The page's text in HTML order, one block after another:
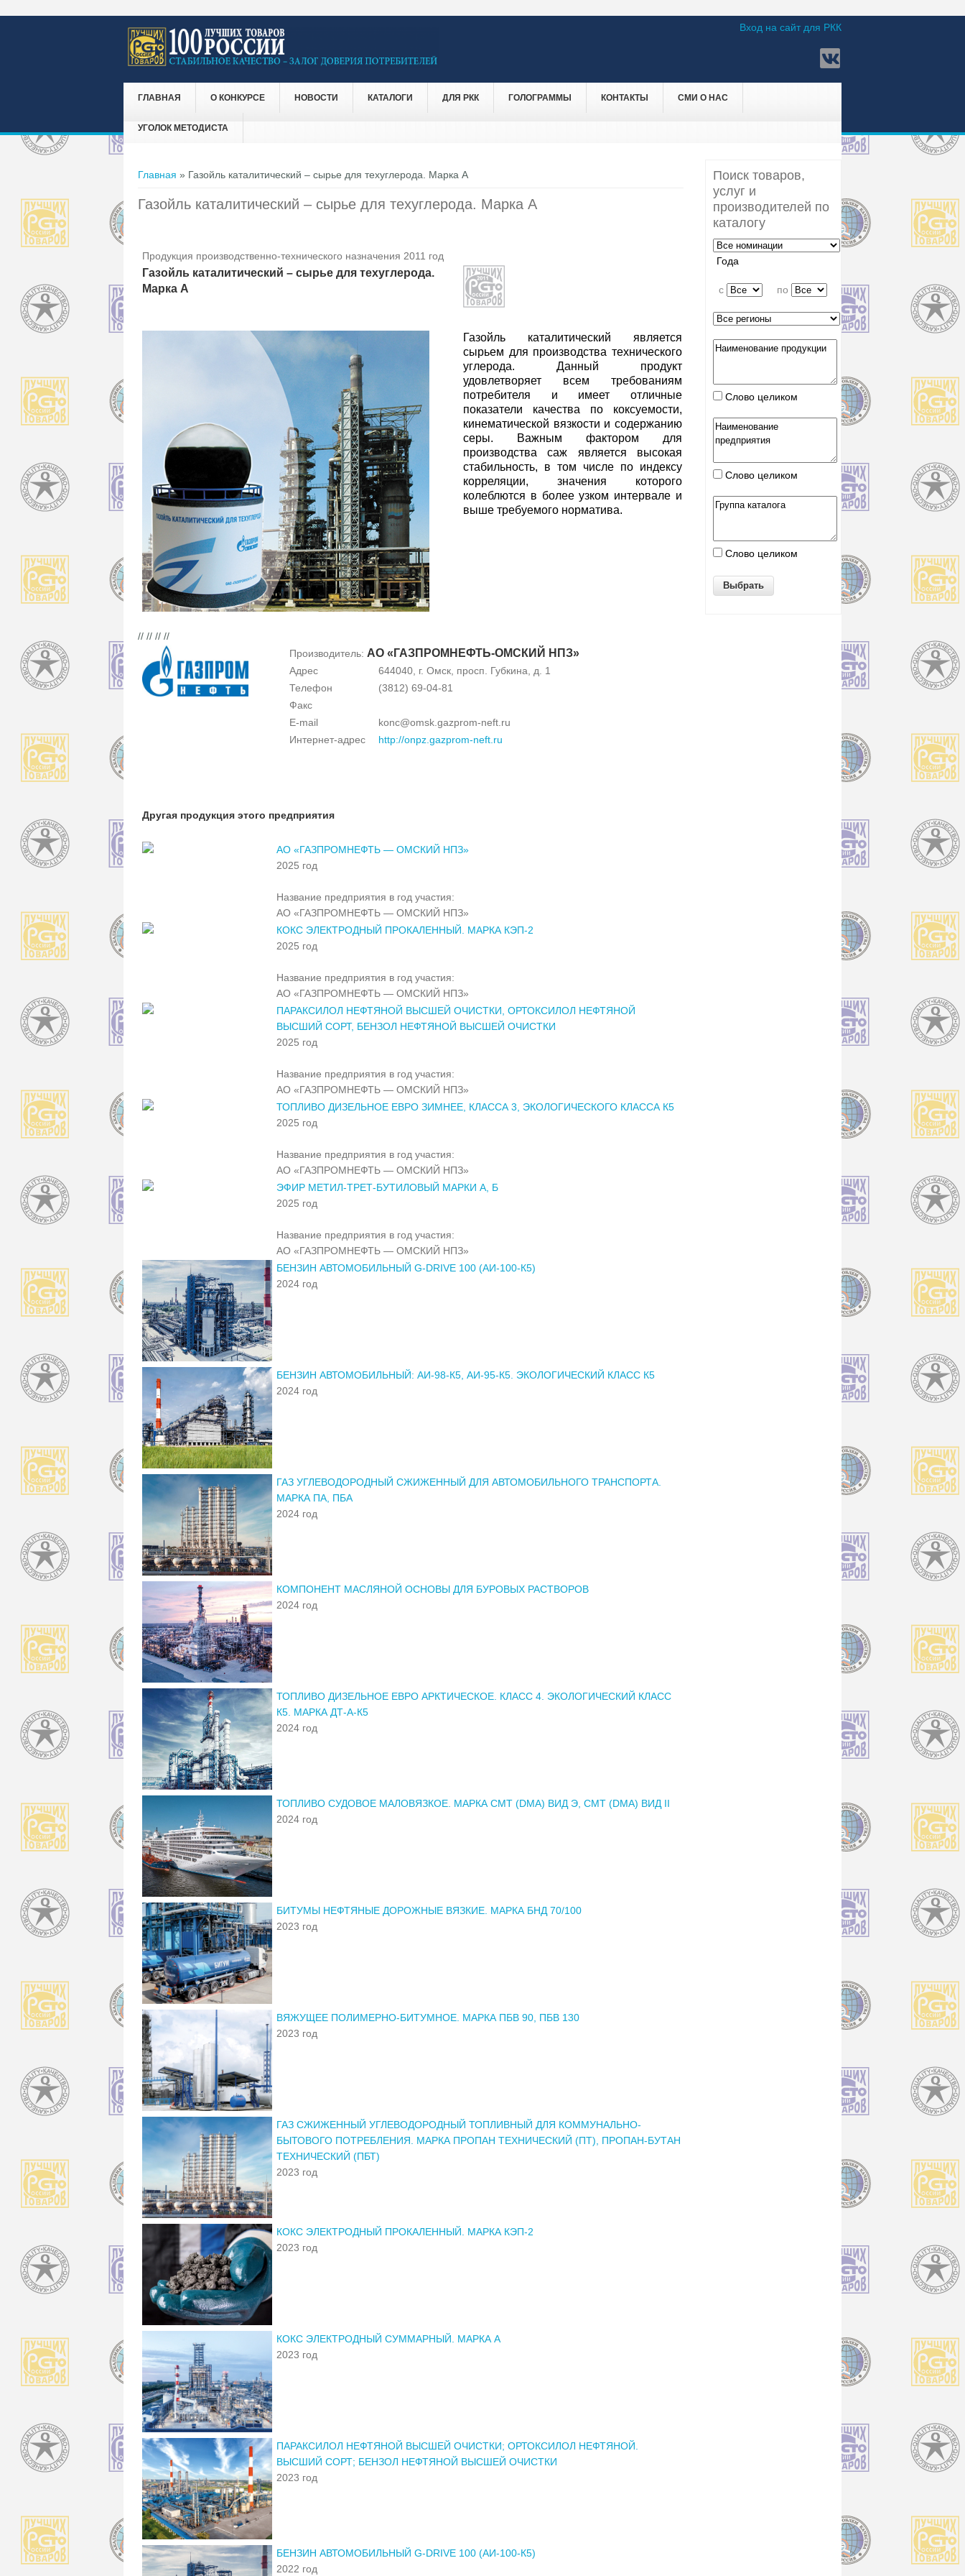
Вход на сайт для РКК
ГЛАВНАЯ О КОНКУРСЕ НОВОСТИ КАТАЛОГИ ДЛЯ РКК ГОЛОГРАММЫ КОНТАКТЫ СМИ О НАС
УГОЛОК МЕТОДИСТА
Вы здесь
Главная » Газойль каталитический – сырье для техуглерода. Марка А
Газойль каталитический – сырье для техуглерода. Марка А
Продукция производственно-технического назначения 2011 год
Газойль каталитический – сырье для техуглерода.
Марка А
Газойль каталитический является
сырьем для производства технического
углерода. Данный продукт
удовлетворяет всем требованиям
потребителя и имеет отличные
показатели качества по коксуемости,
кинематической вязкости и содержанию
серы. Важным фактором для
производства саж является высокая
стабильность, в том числе по индексу
корреляции, значения которого
колеблются в более узком интервале и
выше требуемого норматива.
// // // //
Производитель: АО «ГАЗПРОМНЕФТЬ-ОМСКИЙ НПЗ»
Адрес
644040, г. Омск, просп. Губкина, д. 1
Телефон
(3812) 69-04-81
Факс
E-mail
konc@omsk.gazprom-neft.ru
Интернет-адрес
http://onpz.gazprom-neft.ru
Другая продукция этого предприятия
АО «ГАЗПРОМНЕФТЬ — ОМСКИЙ НПЗ»
2025 год
Название предприятия в год участия:
АО «ГАЗПРОМНЕФТЬ — ОМСКИЙ НПЗ»
КОКС ЭЛЕКТРОДНЫЙ ПРОКАЛЕННЫЙ. МАРКА КЭП-2
2025 год
Название предприятия в год участия:
АО «ГАЗПРОМНЕФТЬ — ОМСКИЙ НПЗ»
ПАРАКСИЛОЛ НЕФТЯНОЙ ВЫСШЕЙ ОЧИСТКИ, ОРТОКСИЛОЛ НЕФТЯНОЙ
ВЫСШИЙ СОРТ, БЕНЗОЛ НЕФТЯНОЙ ВЫСШЕЙ ОЧИСТКИ
2025 год
Название предприятия в год участия:
АО «ГАЗПРОМНЕФТЬ — ОМСКИЙ НПЗ»
ТОПЛИВО ДИЗЕЛЬНОЕ ЕВРО ЗИМНЕЕ, КЛАССА 3, ЭКОЛОГИЧЕСКОГО КЛАССА К5
2025 год
Название предприятия в год участия:
АО «ГАЗПРОМНЕФТЬ — ОМСКИЙ НПЗ»
ЭФИР МЕТИЛ-ТРЕТ-БУТИЛОВЫЙ МАРКИ А, Б
2025 год
Название предприятия в год участия:
АО «ГАЗПРОМНЕФТЬ — ОМСКИЙ НПЗ»
БЕНЗИН АВТОМОБИЛЬНЫЙ G-DRIVE 100 (АИ-100-К5)
2024 год
БЕНЗИН АВТОМОБИЛЬНЫЙ: АИ-98-К5, АИ-95-К5. ЭКОЛОГИЧЕСКИЙ КЛАСС К5
2024 год
ГАЗ УГЛЕВОДОРОДНЫЙ СЖИЖЕННЫЙ ДЛЯ АВТОМОБИЛЬНОГО ТРАНСПОРТА.
МАРКА ПА, ПБА
2024 год
КОМПОНЕНТ МАСЛЯНОЙ ОСНОВЫ ДЛЯ БУРОВЫХ РАСТВОРОВ
2024 год
ТОПЛИВО ДИЗЕЛЬНОЕ ЕВРО АРКТИЧЕСКОЕ. КЛАСС 4. ЭКОЛОГИЧЕСКИЙ КЛАСС
К5. МАРКА ДТ-А-К5
2024 год
ТОПЛИВО СУДОВОЕ МАЛОВЯЗКОЕ. МАРКА СМТ (DMA) ВИД Э, СМТ (DMA) ВИД II
2024 год
БИТУМЫ НЕФТЯНЫЕ ДОРОЖНЫЕ ВЯЗКИЕ. МАРКА БНД 70/100
2023 год
ВЯЖУЩЕЕ ПОЛИМЕРНО-БИТУМНОЕ. МАРКА ПБВ 90, ПБВ 130
2023 год
ГАЗ СЖИЖЕННЫЙ УГЛЕВОДОРОДНЫЙ ТОПЛИВНЫЙ ДЛЯ КОММУНАЛЬНО-
БЫТОВОГО ПОТРЕБЛЕНИЯ. МАРКА ПРОПАН ТЕХНИЧЕСКИЙ (ПТ), ПРОПАН-БУТАН
ТЕХНИЧЕСКИЙ (ПБТ)
2023 год
КОКС ЭЛЕКТРОДНЫЙ ПРОКАЛЕННЫЙ. МАРКА КЭП-2
2023 год
КОКС ЭЛЕКТРОДНЫЙ СУММАРНЫЙ. МАРКА А
2023 год
ПАРАКСИЛОЛ НЕФТЯНОЙ ВЫСШЕЙ ОЧИСТКИ; ОРТОКСИЛОЛ НЕФТЯНОЙ.
ВЫСШИЙ СОРТ; БЕНЗОЛ НЕФТЯНОЙ ВЫСШЕЙ ОЧИСТКИ
2023 год
БЕНЗИН АВТОМОБИЛЬНЫЙ G-DRIVE 100 (АИ-100-К5)
2022 год
Поиск товаров,
услуг и
производителей по
каталогу
Года
c по
Слово целиком
Слово целиком
Слово целиком